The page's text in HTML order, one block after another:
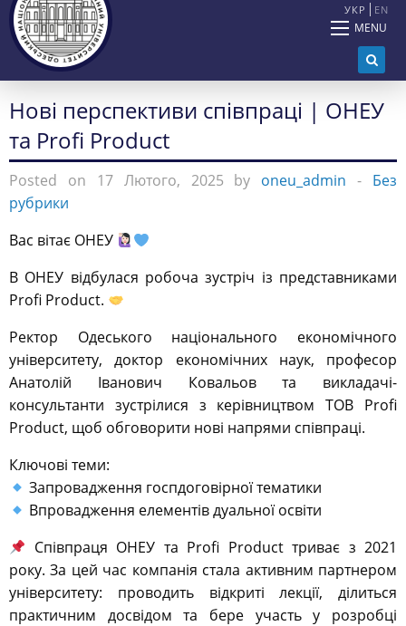
УКР EN
MENU
Нові перспективи співпраці | ОНЕУ
та Profi Product
Posted on 17 Лютого, 2025 by oneu_admin - Без
рубрики
Вас вітає ОНЕУ
В ОНЕУ відбулася робоча зустріч із представниками
Profi Product.
Ректор Одеського національного економічного
університету, доктор економічних наук, професор
Анатолій Іванович Ковальов та викладачі-
консультанти зустрілися з керівництвом ТОВ Profi
Product, щоб обговорити нові напрями співпраці.
Ключові теми:
Запровадження госпдоговірної тематики
Впровадження елементів дуальної освіти
Співпраця ОНЕУ та Profi Product триває з 2021
року. За цей час компанія стала активним партнером
університету: проводить відкриті лекції, ділиться
практичним досвідом та бере участь у розробці